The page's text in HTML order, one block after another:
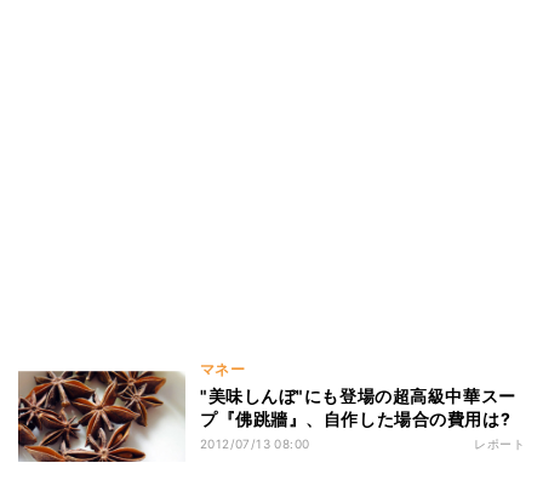
マネー
"美味しんぼ"にも登場の超高級中華スー
プ『佛跳牆』、自作した場合の費用は?
2012/07/13 08:00 レポート